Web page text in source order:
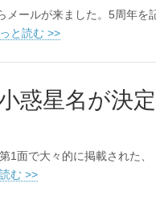
メールが来ました。5周年を
と読む >>
惑星名が決定
1面で大々的に掲載された
む >>